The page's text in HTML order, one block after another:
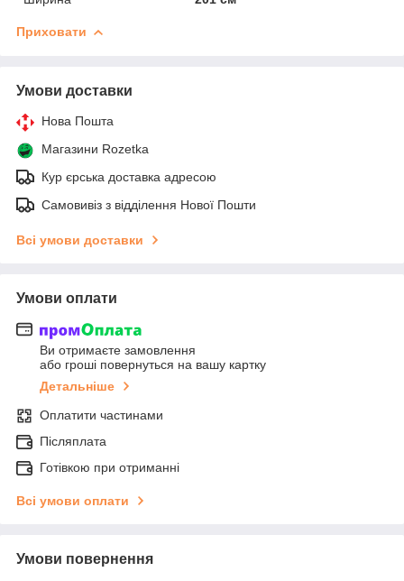
Приховати
Умови доставки
Нова Пошта
Магазини Rozetka
Кур єрська доставка адресою
Самовивіз з відділення Нової Пошти
Всі умови доставки
Умови оплати
Ви отримаєте замовлення
або гроші повернуться на вашу картку
Детальніше
Оплатити частинами
Післяплата
Готівкою при отриманні
Всі умови оплати
Умови повернення